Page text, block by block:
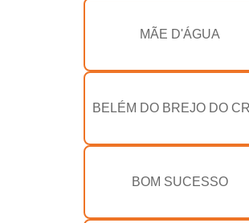
MÃE D'ÁGUA
BELÉM DO BREJO DO
BOM SUCESSO